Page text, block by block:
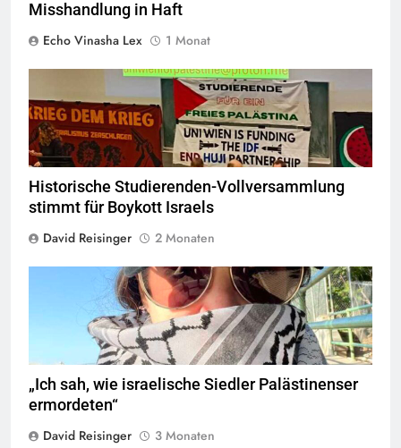
Misshandlung in Haft
Echo Vinasha Lex
1 Monat
Nie wieder heißt nie wieder für alle © linkswende.org,CC-BY-SA-
Historische Studierenden-Vollversammlung
stimmt für Boykott Israels
David Reisinger
2 Monaten
© privat
„Ich sah, wie israelische Siedler Palästinenser
ermordeten“
David Reisinger
3 Monaten